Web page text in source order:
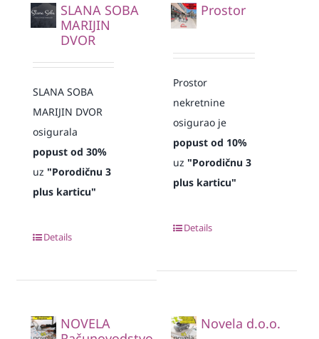
SLANA SOBA
MARIJIN
DVOR
SLANA SOBA
MARIJIN DVOR
osigurala
popust od 30%
uz "Porodičnu 3
plus karticu"
Details
Prostor
Prostor
nekretnine
osigurao je
popust od 10%
uz"Porodičnu 3
plus karticu"
Details
NOVELA
Novela d.o.o.